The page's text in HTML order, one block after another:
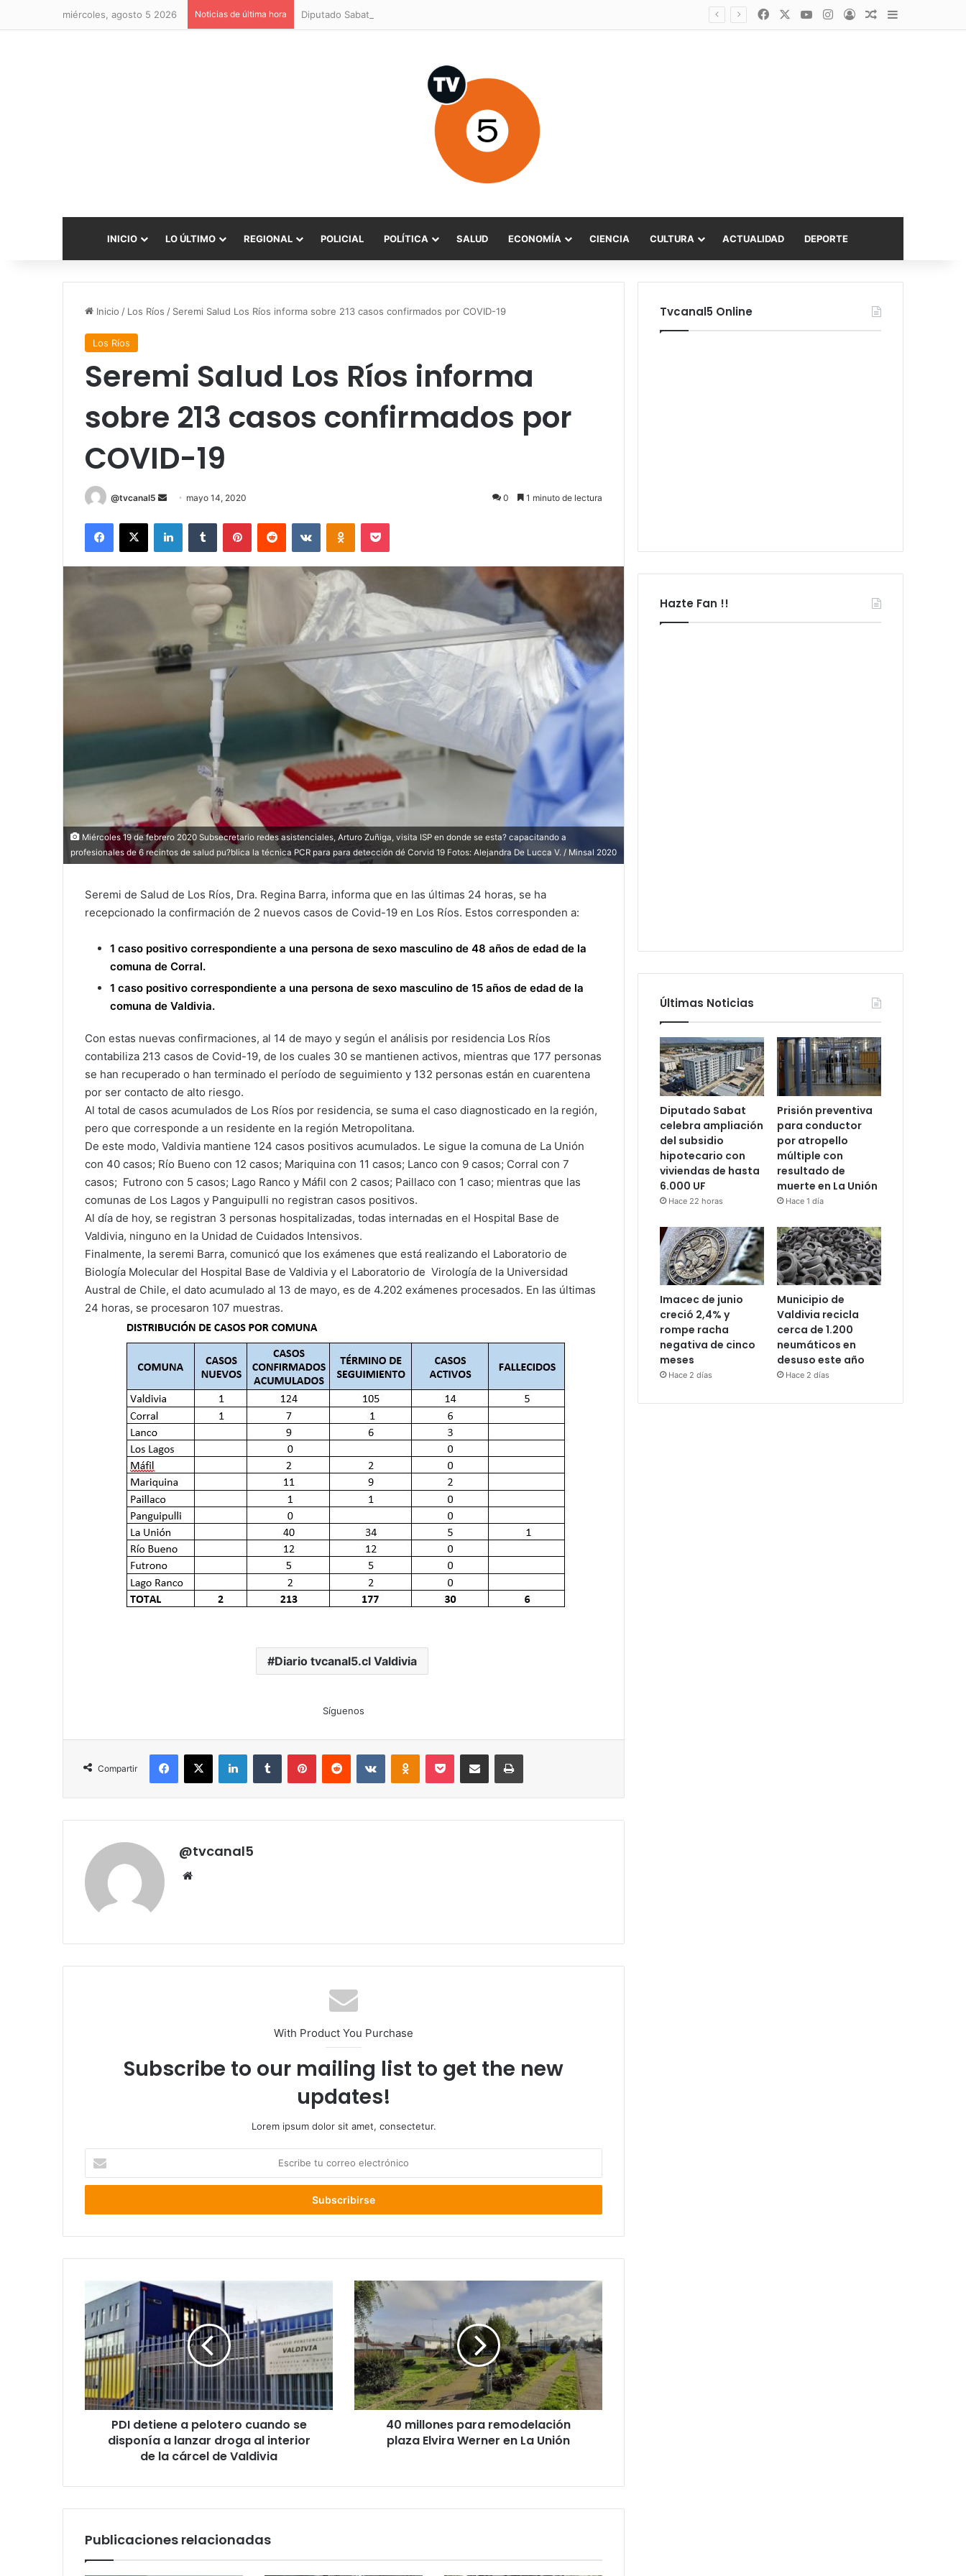
miércoles, agosto 5 2026 Noticias de última hora FacebookYouTubeInstagram
AccesoPublicación al
Barra lateral
INICIO LO ÚLTIMO REGIONAL POLICIAL POLÍTICA SALUD ECONOMÍA CIENCIA CULTURA ACTUALIDAD DEPORTE
Inicio / Los Ríos / Seremi Salud Los Ríos informa sobre 213 casos confirmados por COVID-19
Los Ríos
Seremi Salud Los Ríos informa
sobre 213 casos confirmados por
COVID-19
@tvcanal5
Send
email
mayo 14, 2020 0 1 minuto de lectura
Facebook
X LinkedInTumblr PinterestReddit VKontakteOdnoklassniki
Pocket
Miércoles 19 de febrero 2020 Subsecretario redes asistenciales, Arturo Zuñiga, visita ISP en donde se esta? capacitando a
profesionales de 6 recintos de salud pu?blica la técnica PCR para para detección dé Corvid 19 Fotos: Alejandra De Lucca V. / Minsal 2020
Seremi de Salud de Los Ríos, Dra. Regina Barra, informa que en las últimas 24 horas, se ha
recepcionado la confirmación de 2 nuevos casos de Covid-19 en Los Ríos. Estos corresponden a:
1 caso positivo correspondiente a una persona de sexo masculino de 48 años de edad de la
comuna de Corral.
1 caso positivo correspondiente a una persona de sexo masculino de 15 años de edad de la
comuna de Valdivia.
Con estas nuevas confirmaciones, al 14 de mayo y según el análisis por residencia Los Ríos
contabiliza 213 casos de Covid-19, de los cuales 30 se mantienen activos, mientras que 177 personas
se han recuperado o han terminado el período de seguimiento y 132 personas están en cuarentena
por ser contacto de alto riesgo.
Al total de casos acumulados de Los Ríos por residencia, se suma el caso diagnosticado en la región,
pero que corresponde a un residente en la región Metropolitana.
De este modo, Valdivia mantiene 124 casos positivos acumulados. Le sigue la comuna de La Unión
con 40 casos; Río Bueno con 12 casos; Mariquina con 11 casos; Lanco con 9 casos; Corral con 7
casos; Futrono con 5 casos; Lago Ranco y Máfil con 2 casos; Paillaco con 1 caso; mientras que las
comunas de Los Lagos y Panguipulli no registran casos positivos.
Al día de hoy, se registran 3 personas hospitalizadas, todas internadas en el Hospital Base de
Valdivia, ninguno en la Unidad de Cuidados Intensivos.
Finalmente, la seremi Barra, comunicó que los exámenes que está realizando el Laboratorio de
Biología Molecular del Hospital Base de Valdivia y el Laboratorio de Virología de la Universidad
Austral de Chile, el dato acumulado al 13 de mayo, es de 4.202 exámenes procesados. En las últimas
24 horas, se procesaron 107 muestras.
Diario tvcanal5.cl Valdivia
Síguenos
Compartir
Facebook
X LinkedInTumblr PinterestReddit VKontakteOdnoklassniki
Pocket Compartir por correo electrónicoImprimir
@tvcanal5
With Product You Purchase
Subscribe to our mailing list to get the new
updates!
Lorem ipsum dolor sit amet, consectetur.
correo
detiene
a
pelotero
cuando
se
disponía
a
lanzar
PDI detiene a pelotero cuando se
disponía a lanzar droga al interior
de la cárcel de Valdivia
40
millones
para
remodelación
plaza
Elvira
Werner
en
La
40 millones para remodelación
plaza Elvira Werner en La Unión
Publicaciones relacionadas
Tvcanal5 Online
Hazte Fan !!
Últimas Noticias
Diputado Sabat
celebra ampliación
del subsidio
hipotecario con
viviendas de hasta
6.000 UF
Hace 22 horas
Prisión preventiva
para conductor
por atropello
múltiple con
resultado de
muerte en La Unión
Hace 1 día
Imacec de junio
creció 2,4% y
rompe racha
negativa de cinco
meses
Hace 2 días
Municipio de
Valdivia recicla
cerca de 1.200
neumáticos en
desuso este año
Hace 2 días